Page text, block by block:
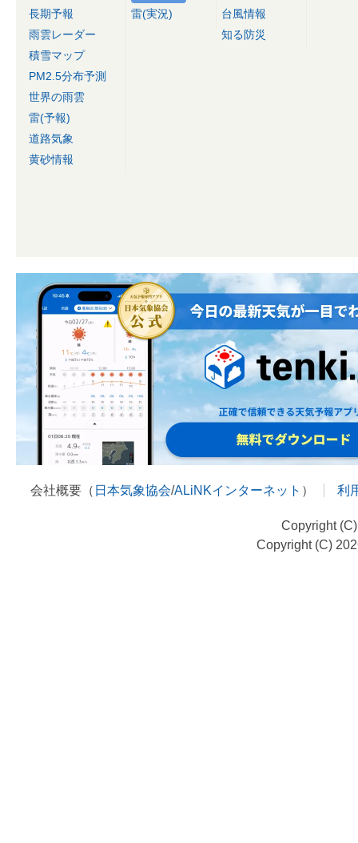
長期予報
雨雲レーダー
積雪マップ
PM2.5分布予測
世界の雨雲
雷(予報)
道路気象
黄砂情報
雷(実況)
台風情報
知る防災
会社概要（ 日本気象協会/ALiNKインターネット ） 利
Copyright
Copyright (C)